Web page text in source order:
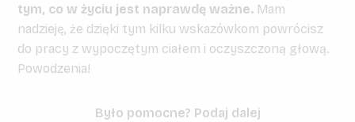
tym, co w życiu jest naprawdę ważne. Mam
nadzieję, że dzięki tym kilku wskazówkom powrócisz
do pracy z wypoczętym ciałem i oczyszczoną głową.
Powodzenia!
Było pomocne? Podaj dalej